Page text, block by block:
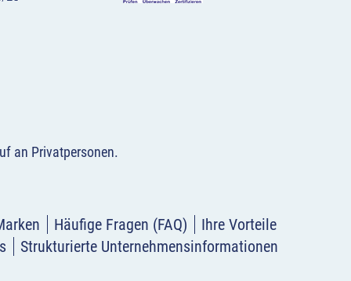
an Privatpersonen.
Häufige Fragen (FAQ)
Ihre Vorteile
Strukturierte Unternehmensinformationen